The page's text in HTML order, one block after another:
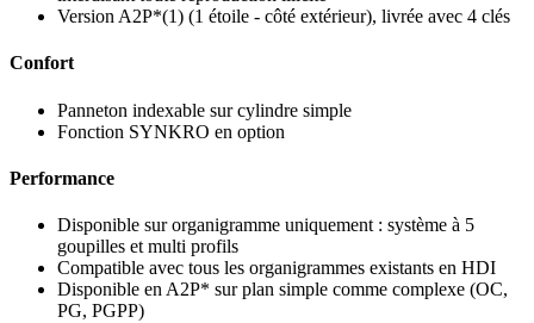
Version A2P*(1) (1 étoile - côté extérieur), livrée avec 4 clés
Confort
Panneton indexable sur cylindre simple
Fonction SYNKRO en option
Performance
Disponible sur organigramme uniquement : système à 5
goupilles et multi profils
Compatible avec tous les organigrammes existants en HDI
Disponible en A2P* sur plan simple comme complexe (OC,
PG, PGPP)